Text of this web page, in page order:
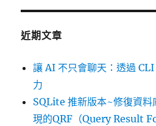
近期文章
讓 AI 不只會聊天：透過
力
SQLite 推新版本~修復資料
現的QRF（Query Result